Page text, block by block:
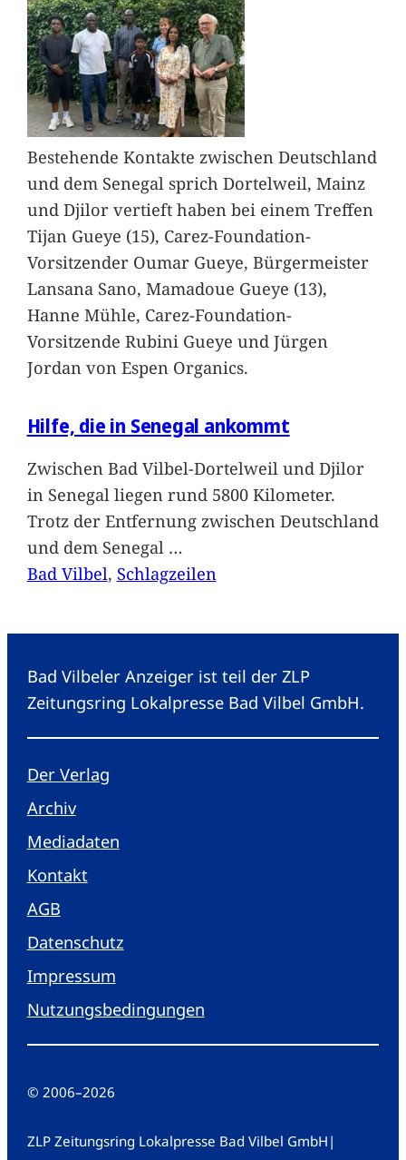
Bestehende Kontakte zwischen Deutschland
und dem Senegal sprich Dortelweil, Mainz
und Djilor vertieft haben bei einem Treffen
Tijan Gueye (15), Carez-Foundation-
Vorsitzender Oumar Gueye, Bürgermeister
Lansana Sano, Mamadoue Gueye (13),
Hanne Mühle, Carez-Foundation-
Vorsitzende Rubini Gueye und Jürgen
Jordan von Espen Organics.
Hilfe, die in Senegal ankommt
Zwischen Bad Vilbel-Dortelweil und Djilor
in Senegal liegen rund 5800 Kilometer.
Trotz der Entfernung zwischen Deutschland
und dem Senegal …
Bad Vilbel, Schlagzeilen
Bad Vilbeler Anzeiger ist teil der ZLP
Zeitungsring Lokalpresse Bad Vilbel GmbH.
Der Verlag
Archiv
Mediadaten
Kontakt
AGB
Datenschutz
Impressum
Nutzungsbedingungen
© 2006–2026
ZLP Zeitungsring Lokalpresse Bad Vilbel GmbH |